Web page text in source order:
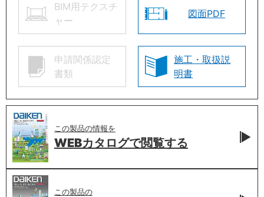
BIM用テクスチ
ャー
図面PDF
申請関係認定
書類
施工・取扱説
明書
この製品の情報を
WEBカタログで閲覧する
この製品の